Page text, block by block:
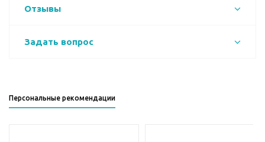
Отзывы
Задать вопрос
Персональные рекомендации